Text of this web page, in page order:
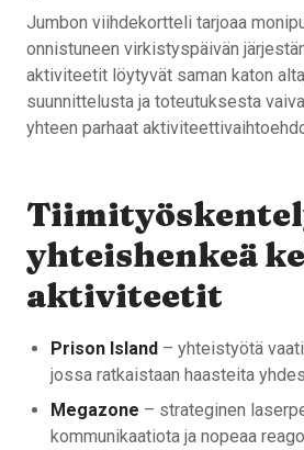
Jumbon viihdekortteli tarjoaa
onnistuneen virkistyspäivän
aktiviteetit löytyvät saman katon
suunnittelusta ja toteutuksesta
yhteen parhaat
yhteishenkeä
aktiviteetit
Prison Island – yhteistyötä
jossa ratkaistaan haasteita
Megazone – strateginen
kommunikaatiota ja nopeaa